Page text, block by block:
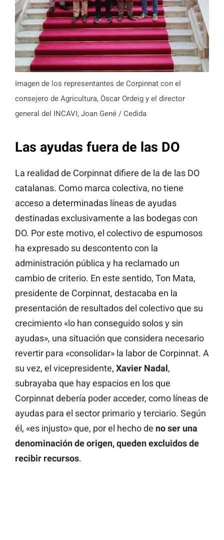
Imagen de los representantes de Corpinnat con el
consejero de Agricultura, Òscar Ordeig y el director
general del INCAVI, Joan Gené / Cedida
Las ayudas fuera de las DO
La realidad de Corpinnat difiere de la de las DO
catalanas. Como marca colectiva, no tiene
acceso a determinadas líneas de ayudas
destinadas exclusivamente a las bodegas con
DO. Por este motivo, el colectivo de espumosos
ha expresado su descontento con la
administración pública y ha reclamado un
cambio de criterio. En este sentido, Ton Mata,
presidente de Corpinnat, destacaba en la
presentación de resultados del colectivo que su
crecimiento «lo han conseguido solos y sin
ayudas», una situación que considera necesario
revertir para «consolidar» la labor de Corpinnat. A
su vez, el vicepresidente, Xavier Nadal,
subrayaba que hay espacios en los que
Corpinnat debería poder acceder, como líneas de
ayudas para el sector primario y terciario. Según
él, «es injusto» que, por el hecho de no ser una
denominación de origen, queden excluidos de
recibir recursos.